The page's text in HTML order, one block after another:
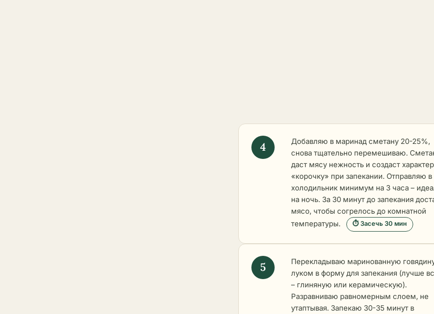
Добавляю в маринад сметану 20-25%,
снова тщательно перемешиваю.
даст мясу нежность и создаст
«корочку» при запекании. Отправляю в
холодильник минимум на 3 часа –
на ночь. За 30 минут до запекания
мясо, чтобы согрелось до комнатной
температуры.
⏱ Засечь 30 мин
Перекладываю маринованную
луком в форму для запекания (лучше
– глиняную или керамическую).
Разравниваю равномерным слоем, не
утаптывая. Запекаю 30-35 минут в